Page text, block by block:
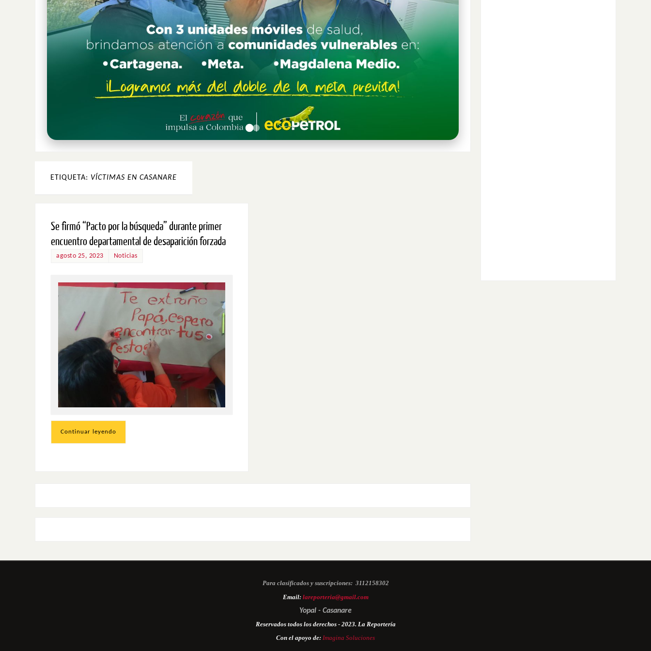
ETIQUETA: VÍCTIMAS EN CASANARE
Se firmó “Pacto por la búsqueda” durante primer
encuentro departamental de desaparición forzada
agosto 25, 2023 Noticias
Continuar leyendo
Para clasificados y suscripciones: 3112158302
Email: lareporteria@gmail.com
Yopal - Casanare
Reservados todos los derechos - 2023. La Reportería
Con el apoyo de: Imagina Soluciones